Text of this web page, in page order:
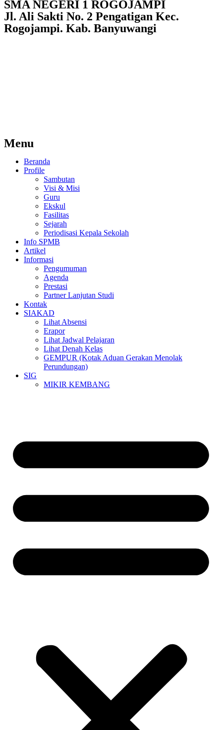
SMA NEGERI 1 ROGOJAMPI
Jl. Ali Sakti No. 2 Pengatigan Kec.
Rogojampi. Kab. Banyuwangi
Menu
Beranda
Profile
Sambutan
Visi & Misi
Guru
Ekskul
Fasilitas
Sejarah
Periodisasi Kepala Sekolah
Info SPMB
Artikel
Informasi
Pengumuman
Agenda
Prestasi
Partner Lanjutan Studi
Kontak
SIAKAD
Lihat Absensi
Erapor
Lihat Jadwal Pelajaran
Lihat Denah Kelas
GEMPUR (Kotak Aduan Gerakan Menolak
Perundungan)
SIG
MIKIR KEMBANG